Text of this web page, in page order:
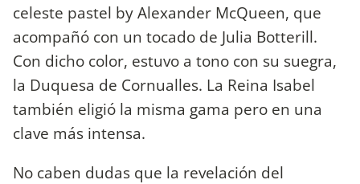
celeste pastel by Alexander McQueen, que
acompañó con un tocado de Julia Botterill.
Con dicho color, estuvo a tono con su suegra,
la Duquesa de Cornualles. La Reina Isabel
también eligió la misma gama pero en una
clave más intensa.
No caben dudas que la revelación del